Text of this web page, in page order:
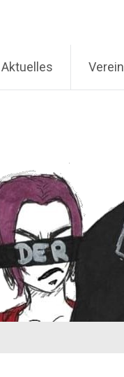
Aktuelles Verein